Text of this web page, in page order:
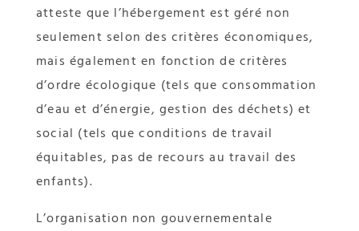
atteste que l’hébergement est géré non
seulement selon des critères économiques,
mais également en fonction de critères
d’ordre écologique (tels que consommation
d’eau et d’énergie, gestion des déchets) et
social (tels que conditions de travail
équitables, pas de recours au travail des
enfants).
L’organisation non gouvernementale